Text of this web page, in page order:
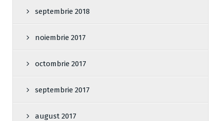
septembrie 2018
noiembrie 2017
octombrie 2017
septembrie 2017
august 2017